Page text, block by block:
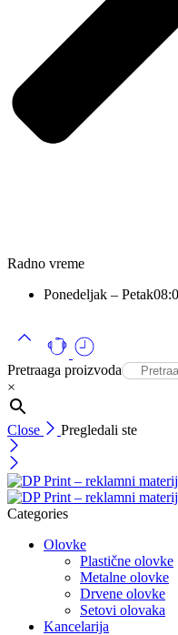
Radno vreme
Ponedeljak – Petak
Pretraaga proizvoda
×
Close Pregledali ste
Categories
Olovke
Plastične olovke
Metalne olovke
Drvene olovke
Setovi olovaka
Kancelarija